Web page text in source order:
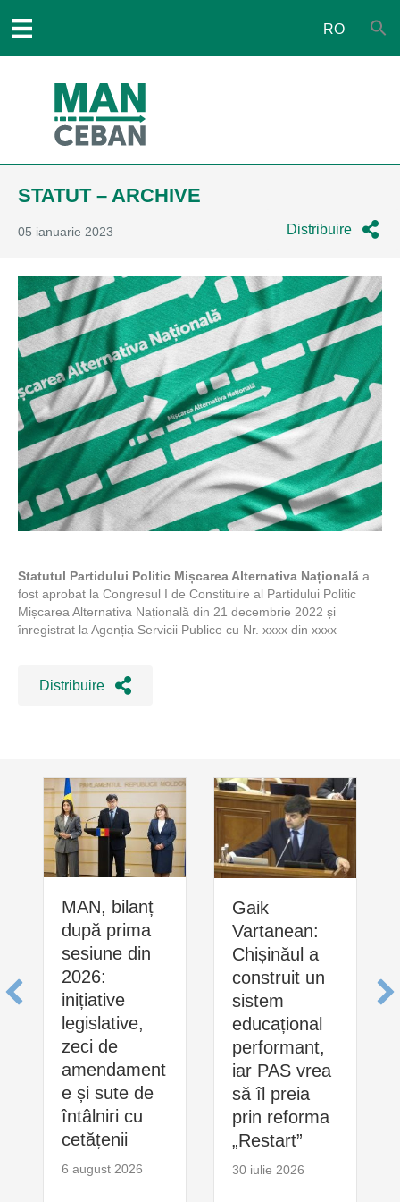
RO
STATUT – ARCHIVE
05 ianuarie 2023 Distribuire
Statutul Partidului Politic Mișcarea Alternativa Națională a
fost aprobat la Congresul I de Constituire al Partidului Politic
Mișcarea Alternativa Națională din 21 decembrie 2022 și
înregistrat la Agenția Servicii Publice cu Nr. xxxx din xxxx
Distribuire
MAN, bilanț
după prima
sesiune din
2026:
inițiative
legislative,
zeci de
amendament
e și sute de
întâlniri cu
cetățenii
6 august 2026
Gaik
Vartanean:
Chișinăul a
construit un
sistem
educațional
performant,
iar PAS vrea
să îl preia
prin reforma
„Restart”
30 iulie 2026